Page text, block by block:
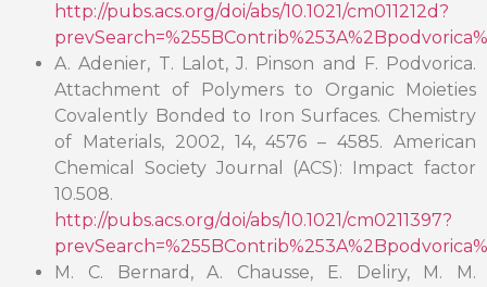
http://pubs.acs.org/doi/abs/10.1021/cm011212d?
A. Adenier, T. Lalot, J. Pinson and F. Podvorica.
Attachment of Polymers to Organic Moieties
Covalently Bonded to Iron Surfaces. Chemistry
of Materials, 2002, 14, 4576 – 4585. American
Chemical Society Journal (ACS): Impact factor
10.508.
http://pubs.acs.org/doi/abs/10.1021/cm0211397?
M. C. Bernard, A. Chausse, E. Deliry, M. M.